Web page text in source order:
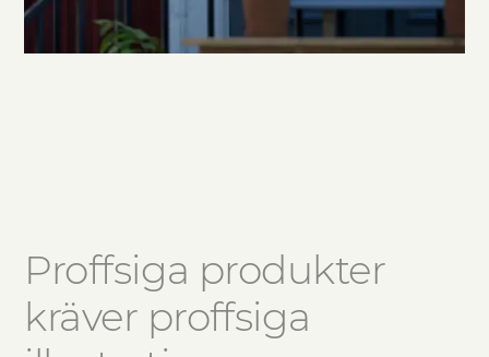
Proffsiga produkter
kräver proffsiga